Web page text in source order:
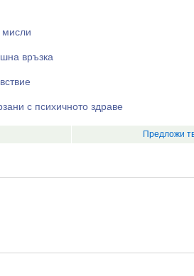
връзка
с психичното здраве
Предложи